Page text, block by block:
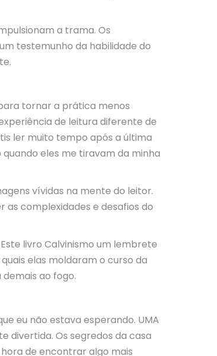
a trama. Os
testemunho da habilidade do
tornar a prática menos
de leitura diferente de
ler muito tempo após a última
eles me tiravam da minha
vívidas na mente do leitor.
as complexidades e desafios do
livro Calvinismo um lembrete
elas moldaram o curso da
ao fogo.
eu não estava esperando. UMA
divertida. Os segredos da casa
de encontrar algo mais